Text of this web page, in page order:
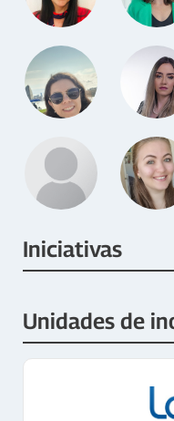
Iniciativas
Unidades de